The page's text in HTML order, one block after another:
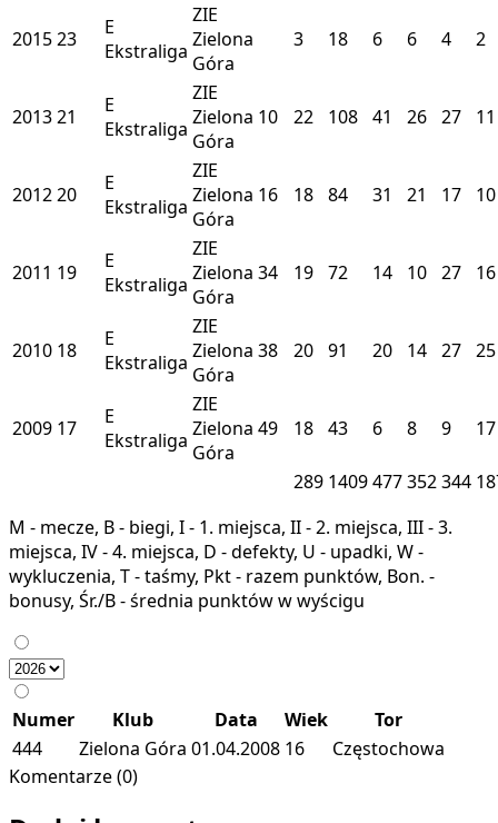
201523
E
Ekstraliga
ZIE
Zielona
Góra
3 18 6 6 4 2
201321
E
Ekstraliga
ZIE
Zielona
Góra
10 22 108 41 26 27 11
201220
E
Ekstraliga
ZIE
Zielona
Góra
16 18 84 31 21 17 10
2011 19
E
Ekstraliga
ZIE
Zielona
Góra
34 19 72 14 10 27 16
2010 18
E
Ekstraliga
ZIE
Zielona
Góra
38 20 91 20 14 27 25
2009 17
E
Ekstraliga
ZIE
Zielona
Góra
49 18 43 6 8 9 17
289 1409477352344
M - mecze, B - biegi, I - 1. miejsca, II - 2. miejsca, III - 3.
miejsca, IV - 4. miejsca, D - defekty, U - upadki, W -
wykluczenia, T - taśmy, Pkt - razem punktów, Bon. -
bonusy, Śr./B - średnia punktów w wyścigu
Numer Klub Data Wiek
Tor
444
Zielona Góra 01.04.2008 16
Częstochowa
Komentarze (0)